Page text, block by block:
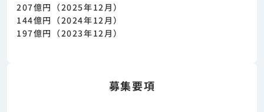
207億円（2025年12月）
144億円（2024年12月）
197億円（2023年12月）
募集要項